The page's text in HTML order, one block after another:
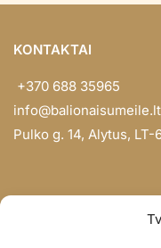
KONTAKTAI
+370 688 35965
info@balionaisumeile.lt
Pulko g. 14, Alytus, LT-